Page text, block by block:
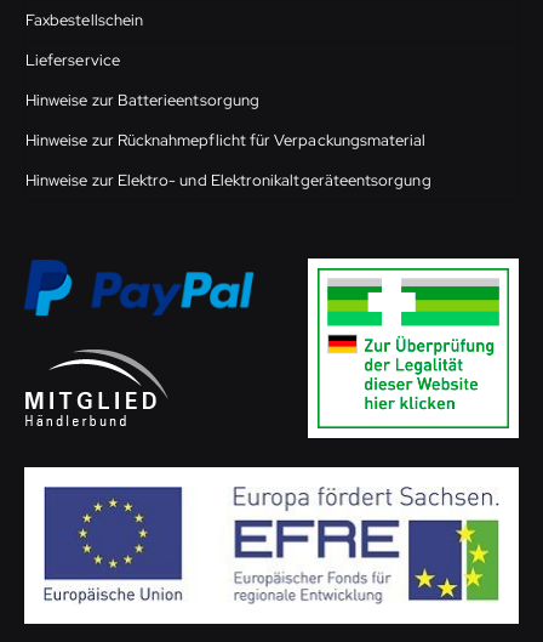
Faxbestellschein
Lieferservice
Hinweise zur Batterieentsorgung
Hinweise zur Rücknahmepflicht für Verpackungsmaterial
Hinweise zur Elektro- und Elektronikaltgeräteentsorgung